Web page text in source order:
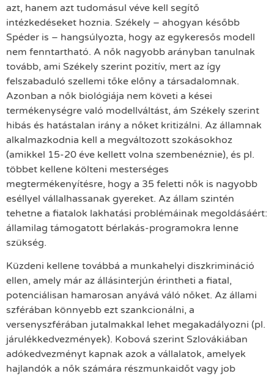
azt, hanem azt tudomásul véve kell segítő
intézkedéseket hoznia. Székely – ahogyan később
Spéder is – hangsúlyozta, hogy az egykeresős modell
nem fenntartható. A nők nagyobb arányban tanulnak
tovább, ami Székely szerint pozitív, mert az így
felszabaduló szellemi tőke előny a társadalomnak.
Azonban a nők biológiája nem követi a kései
termékenységre való modellváltást, ám Székely szerint
hibás és hatástalan irány a nőket kritizálni. Az államnak
alkalmazkodnia kell a megváltozott szokásokhoz
(amikkel 15-20 éve kellett volna szembenéznie), és pl.
többet kellene költeni mesterséges
megtermékenyítésre, hogy a 35 feletti nők is nagyobb
eséllyel vállalhassanak gyereket. Az állam szintén
tehetne a fiatalok lakhatási problémáinak megoldásáért:
államilag támogatott bérlakás-programokra lenne
szükség.
Küzdeni kellene továbbá a munkahelyi diszkrimináció
ellen, amely már az állásinterjún érintheti a fiatal,
potenciálisan hamarosan anyává váló nőket. Az állami
szférában könnyebb ezt szankcionálni, a
versenyszférában jutalmakkal lehet megakadályozni (pl.
járulékkedvezmények). Kobová szerint Szlovákiában
adókedvezményt kapnak azok a vállalatok, amelyek
hajlandók a nők számára részmunkaidőt vagy job